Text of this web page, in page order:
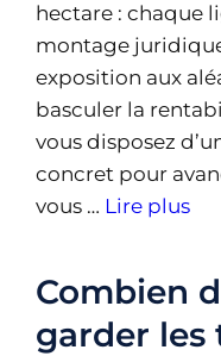
hectare : chaque
montage
exposition aux
basculer la
vous disposez
concret pour
vous … Lire plus
Combien
garder les